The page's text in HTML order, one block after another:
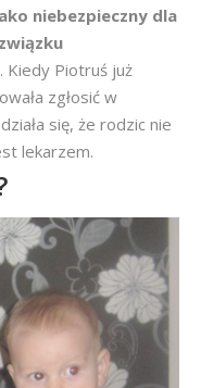
niebezpieczny dla
Kiedy Piotruś już
zgłosić w
się, że rodzic nie
lekarzem.